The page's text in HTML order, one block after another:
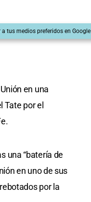
a tus medios preferidos en Google
en una
por el
una “batería de
en uno de sus
por la